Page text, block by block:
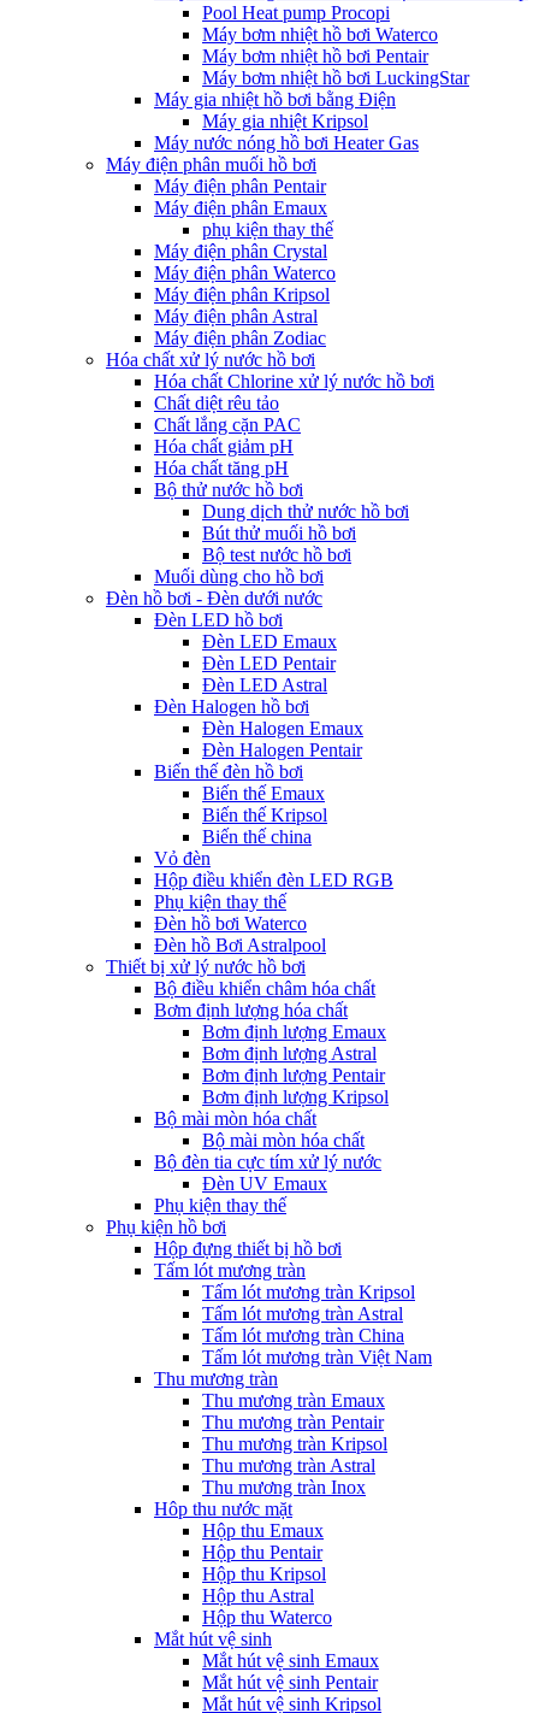
Pool Heat pump Procopi
Máy bơm nhiệt hồ bơi Waterco
Máy bơm nhiệt hồ bơi Pentair
Máy bơm nhiệt hồ bơi LuckingStar
Máy gia nhiệt hồ bơi bằng Điện
Máy gia nhiệt Kripsol
Máy nước nóng hồ bơi Heater Gas
Máy điện phân muối hồ bơi
Máy điện phân Pentair
Máy điện phân Emaux
phụ kiện thay thế
Máy điện phân Crystal
Máy điện phân Waterco
Máy điện phân Kripsol
Máy điện phân Astral
Máy điện phân Zodiac
Hóa chất xử lý nước hồ bơi
Hóa chất Chlorine xử lý nước hồ bơi
Chất diệt rêu tảo
Chất lắng cặn PAC
Hóa chất giảm pH
Hóa chất tăng pH
Bộ thử nước hồ bơi
Dung dịch thử nước hồ bơi
Bút thử muối hồ bơi
Bộ test nước hồ bơi
Muối dùng cho hồ bơi
Đèn hồ bơi - Đèn dưới nước
Đèn LED hồ bơi
Đèn LED Emaux
Đèn LED Pentair
Đèn LED Astral
Đèn Halogen hồ bơi
Đèn Halogen Emaux
Đèn Halogen Pentair
Biến thế đèn hồ bơi
Biến thế Emaux
Biến thế Kripsol
Biến thế china
Vỏ đèn
Hộp điều khiển đèn LED RGB
Phụ kiện thay thế
Đèn hồ bơi Waterco
Đèn hồ Bơi Astralpool
Thiết bị xử lý nước hồ bơi
Bộ điều khiển châm hóa chất
Bơm định lượng hóa chất
Bơm định lượng Emaux
Bơm định lượng Astral
Bơm định lượng Pentair
Bơm định lượng Kripsol
Bộ mài mòn hóa chất
Bộ mài mòn hóa chất
Bộ đèn tia cực tím xử lý nước
Đèn UV Emaux
Phụ kiện thay thế
Phụ kiện hồ bơi
Hộp đựng thiết bị hồ bơi
Tấm lót mương tràn
Tấm lót mương tràn Kripsol
Tấm lót mương tràn Astral
Tấm lót mương tràn China
Tấm lót mương tràn Việt Nam
Thu mương tràn
Thu mương tràn Emaux
Thu mương tràn Pentair
Thu mương tràn Kripsol
Thu mương tràn Astral
Thu mương tràn Inox
Hôp thu nước mặt
Hộp thu Emaux
Hộp thu Pentair
Hộp thu Kripsol
Hộp thu Astral
Hộp thu Waterco
Mắt hút vệ sinh
Mắt hút vệ sinh Emaux
Mắt hút vệ sinh Pentair
Mắt hút vệ sinh Kripsol